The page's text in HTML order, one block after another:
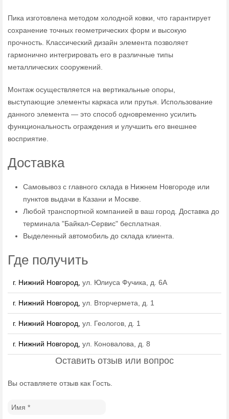
Пика изготовлена методом холодной ковки, что гарантирует
сохранение точных геометрических форм и высокую
прочность. Классический дизайн элемента позволяет
гармонично интегрировать его в различные типы
металлических сооружений.
Монтаж осуществляется на вертикальные опоры,
выступающие элементы каркаса или прутья. Использование
данного элемента — это способ одновременно усилить
функциональность ограждения и улучшить его внешнее
восприятие.
Доставка
Самовывоз с главного склада в Нижнем Новгороде или
пунктов выдачи в Казани и Москве.
Любой транспортной компанией в ваш город. Доставка до
терминала "Байкал-Сервис" бесплатная.
Выделенный автомобиль до склада клиента.
Где получить
г. Нижний Новгород, ул. Юлиуса Фучика, д. 6А
г. Нижний Новгород, ул. Вторчермета, д. 1
г. Нижний Новгород, ул. Геологов, д. 1
г. Нижний Новгород, ул. Коновалова, д. 8
Оставить отзыв или вопрос
Вы оставляете отзыв как Гость.